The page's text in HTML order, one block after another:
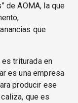
de AOMA, la que
que
triturada en
es una empresa
producir ese
que es